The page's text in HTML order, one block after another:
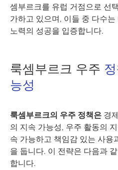
셈부르크를 유럽 거점으로 선
가하고 있으며, 이들 중 다수
노력의 성공을 입증합니다.
룩셈부르크 우주
능성
룩셈부르크의 우주 정책은 경
의 지속 가능성, 우주 활동의
속 가능하고 책임감 있는 사용
을 둡니다. 이 전략은 다음과
합니다.